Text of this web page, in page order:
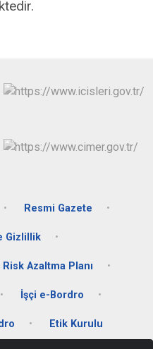
Resmi Gazete
Gizlillik
Azaltma Planı
İşçi e-Bordro
Etik Kurulu